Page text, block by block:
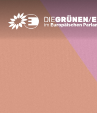
Greens/EFA Home